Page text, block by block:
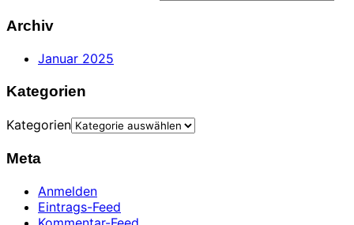
Archiv
Januar 2025
Kategorien
Kategorien
Meta
Anmelden
Eintrags-Feed